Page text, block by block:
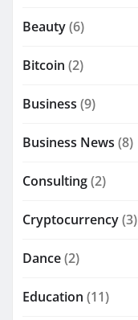
Beauty(6)
Bitcoin (2)
Business (9)
Business News (8)
Consulting(2)
Cryptocurrency(3)
Dance(2)
Education (11)